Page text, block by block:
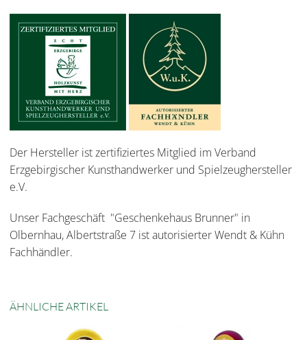
Der Hersteller ist zertifiziertes Mitglied im Verband
Erzgebirgischer Kunsthandwerker und Spielzeughersteller
e.V.
Unser Fachgeschäft "Geschenkehaus Brunner" in
Olbernhau, Albertstraße 7 ist autorisierter Wendt & Kühn
Fachhändler.
ÄHNLICHE ARTIKEL